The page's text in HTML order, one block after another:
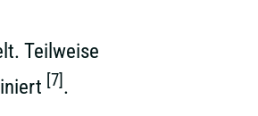
Teilweise
[7].